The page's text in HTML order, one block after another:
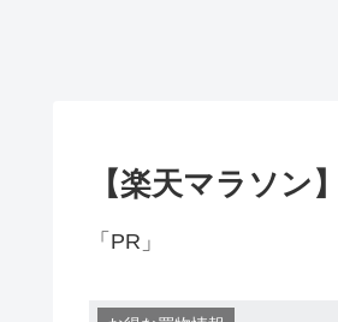
【楽天マラソン
「PR」